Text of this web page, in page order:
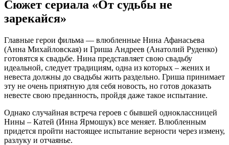
Сюжет сериала «От судьбы не
зарекайся»
Главные герои фильма — влюбленные Нина Афанасьева
(Анна Михайловская) и Гриша Андреев (Анатолий Руденко)
готовятся к свадьбе. Нина представляет свою свадьбу
идеальной, следует традициям, одна из которых – жених и
невеста должны до свадьбы жить раздельно. Гриша принимает
эту не очень приятную для себя новость, но готов доказать
невесте свою преданность, пройдя даже такое испытание.
Однако случайная встреча героев с бывшей одноклассницей
Нины – Катей (Инна Ярмошук) все меняет. Влюбленным
придется пройти настоящее испытание верности через измену,
разлуку и отчаянье.